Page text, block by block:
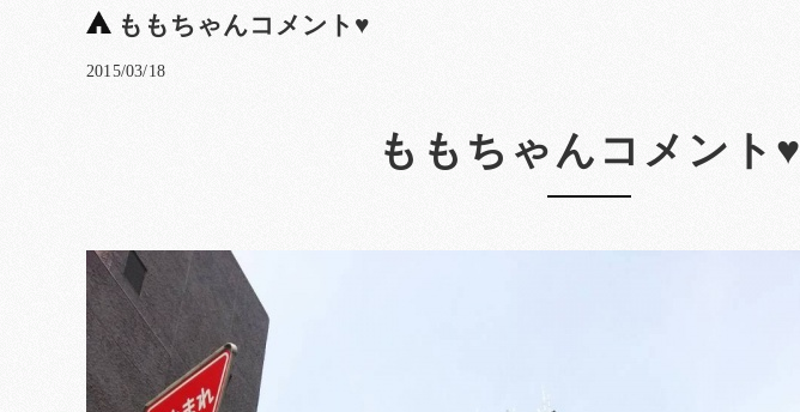
ももちゃんコメント♥
2015/03/18
ももちゃんコメント♥